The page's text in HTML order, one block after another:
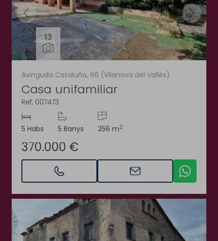
13
Avinguda Cataluña, 66 (Vilanova del Vallès)
Casa unifamiliar
Ref. 007473
5 Habs 5 Banys 256 m2
370.000 €